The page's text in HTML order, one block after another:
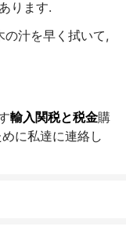
ります.
の汁を早く拭いて,
輸入関税と税金購
に私達に連絡し